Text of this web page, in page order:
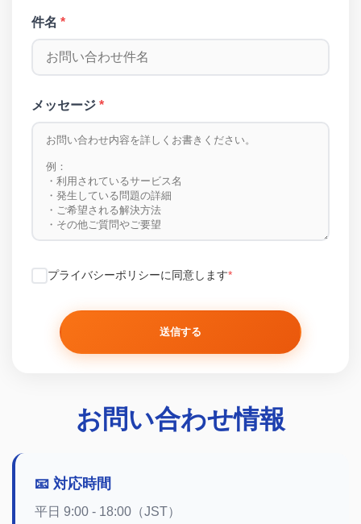
件名 *
メッセージ *
プライバシーポリシーに同意します*
送信する
お問い合わせ情報
📧 対応時間
平日 9:00 - 18:00（JST）